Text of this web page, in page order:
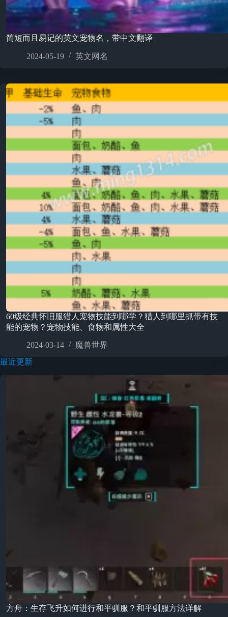
简短而且易记的英文宠物名，带中文翻译
2024-05-19 英文网名
60级经典怀旧服猎人宠物技能到哪学？猎人到哪里抓带有技
能的宠物？宠物技能、食物和属性大全
2024-03-14
魔兽世界
最近更新
方舟：生存飞升如何进行和平驯服？和平驯服方法详解